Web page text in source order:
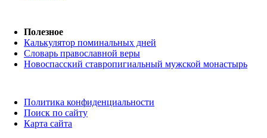
Полезное
Калькулятор поминальных дней
Словарь православной веры
Новоспасский ставропигиальный мужской монастырь
Политика конфиденциальности
Поиск по сайту
Карта сайта